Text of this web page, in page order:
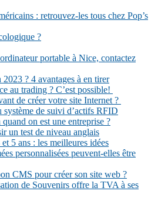
: retrouvez-les tous chez Pop’s
?
portable à Nice, contactez
? 4 avantages à en tirer
au trading ? C’est possible!
de créer votre site Internet ?
système de suivi d’actifs RFID
on est une entreprise ?
un test de niveau anglais
5 ans : les meilleures idées
personnalisées peuvent-elles être
CMS pour créer son site web ?
de Souvenirs offre la TVA à ses